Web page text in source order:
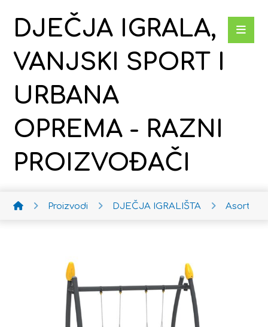
DJEČJA IGRALA,
VANJSKI SPORT I
URBANA
OPREMA - RAZNI
PROIZVOĐAČI
Proizvodi DJEČJA IGRALIŠTA